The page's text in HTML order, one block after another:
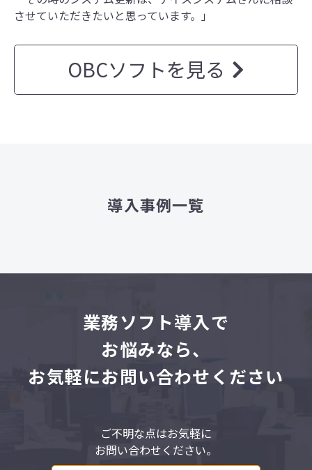
させていただきたいと思っています。」
OBCソフトを見る
導入事例一覧
業務ソフト導入で
お悩みなら、
お気軽にお問い合わせください
ご不明な点はお気軽に
お問い合わせください。